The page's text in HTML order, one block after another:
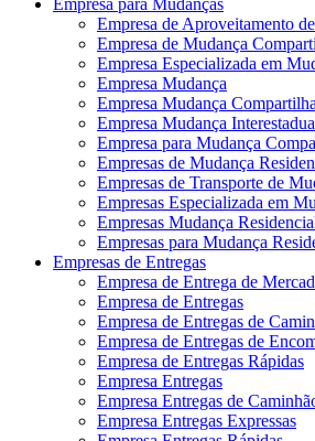
Empresa para Mudanças
Empresa de Aproveitamento
Empresa de Mudança
Empresa Especializada em
Empresa Mudança
Empresa Mudança
Empresa Mudança
Empresa para Mudança
Empresas de Mudança
Empresas de Transporte de
Empresas Especializada em
Empresas Mudança
Empresas para Mudança
Empresas de Entregas
Empresa de Entrega de
Empresa de Entregas
Empresa de Entregas de
Empresa de Entregas de
Empresa de Entregas Rápidas
Empresa Entregas
Empresa Entregas de
Empresa Entregas Expressas